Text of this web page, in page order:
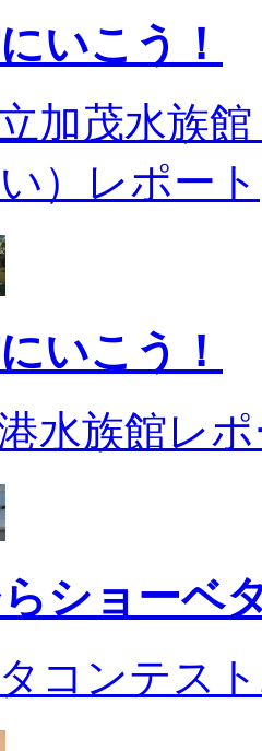
いこう！
加茂水族
）レポート
いこう！
水族館レ
ショーベ
コンテス